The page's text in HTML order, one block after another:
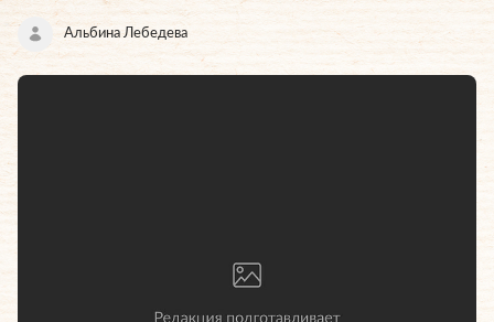
Альбина Лебедева